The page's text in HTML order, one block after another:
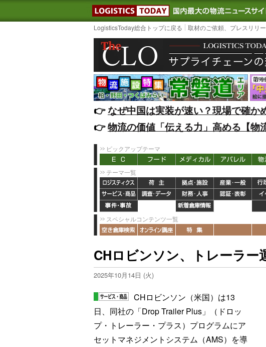
LOGISTICS TODAY｜国
LogisticsToday総合トップに戻る 取材のご依頼、プレスリリ
👉️なぜ中国は実装が速い？現場で確か
👉️物流の価値「伝える力」高める【物
ピックアップテーマ
テーマ一覧
スペシャルコンテンツ一覧
CHロビンソン、トレーラー
2025年10月14日 (火)
CHロビンソン（米国）は13
日、同社の「Drop Trailer Plus」（ドロッ
プ・トレーラー・プラス）プログラムにア
セットマネジメントシステム（AMS）を導